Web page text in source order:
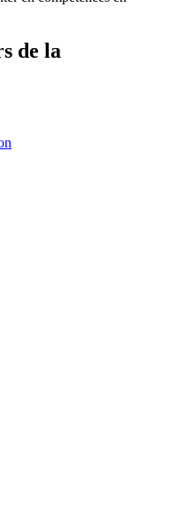
de la